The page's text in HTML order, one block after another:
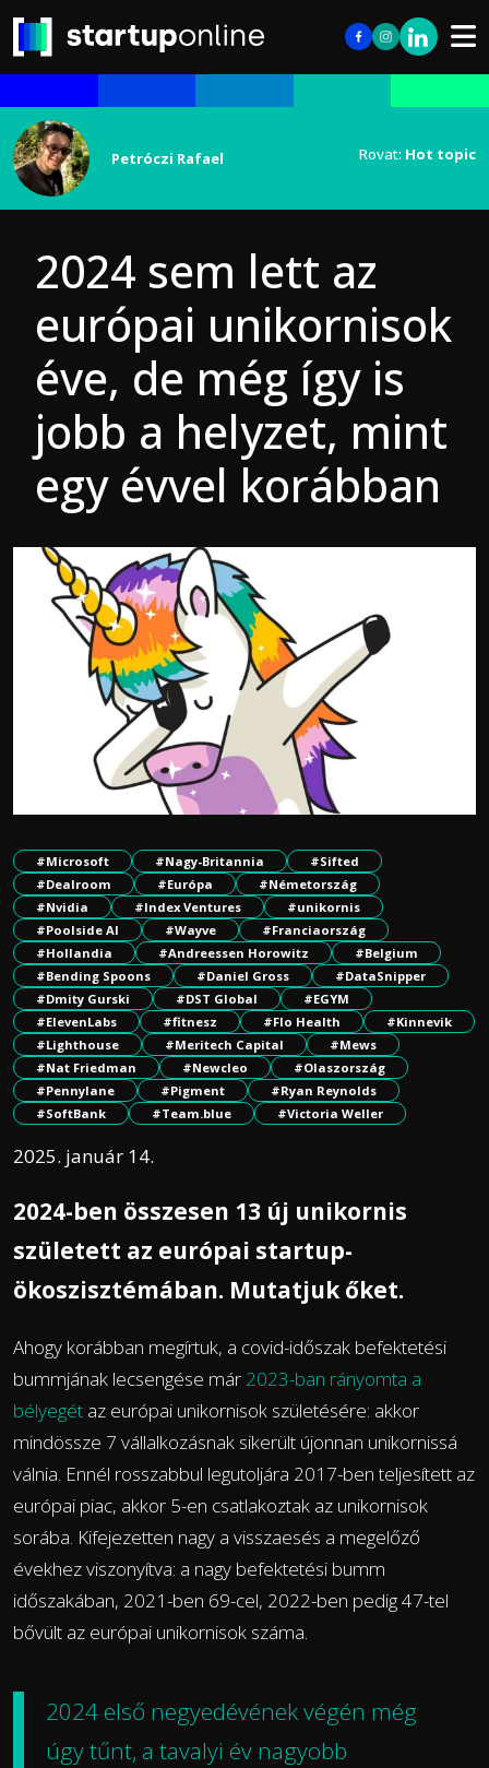
Petróczi Rafael Rovat: Hot topic
2024 sem lett az
európai unikornisok
éve, de még így is
jobb a helyzet, mint
egy évvel korábban
#Microsoft #Nagy-Britannia
#Sifted
#Dealroom
#Európa
#Németország
#Nvidia
#Index Ventures
#unikornis
#Poolside AI
#Wayve
#Franciaország
#Hollandia
#Andreessen Horowitz
#Belgium
#Bending Spoons
#Daniel Gross
#DataSnipper
#Dmity Gurski
#DST Global
#EGYM
#ElevenLabs
#fitnesz #Flo Health
#Kinnevik
#Lighthouse
#Meritech Capital
#Mews
#Nat Friedman
#Newcleo
#Olaszország
#Pennylane
#Pigment
#Ryan Reynolds
#SoftBank
#Team.blue #Victoria Weller
2025. január 14.
2024-ben összesen 13 új unikornis
született az európai startup-
ökoszisztémában. Mutatjuk őket.
Ahogy korábban megírtuk, a covid-időszak befektetési
bummjának lecsengése már 2023-ban rányomta a
bélyegét az európai unikornisok születésére: akkor
mindössze 7 vállalkozásnak sikerült újonnan unikornissá
válnia. Ennél rosszabbul legutoljára 2017-ben teljesített az
európai piac, akkor 5-en csatlakoztak az unikornisok
sorába. Kifejezetten nagy a visszaesés a megelőző
évekhez viszonyítva: a nagy befektetési bumm
időszakában, 2021-ben 69-cel, 2022-ben pedig 47-tel
bővült az európai unikornisok száma.
2024 első negyedévének végén még
úgy tűnt, a tavalyi év nagyobb